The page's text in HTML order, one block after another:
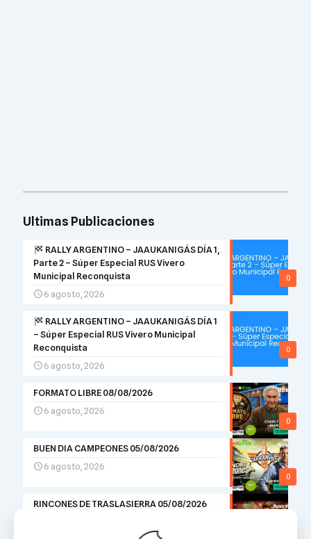
Ultimas Publicaciones
0
RALLY ARGENTINO – JAAUKANIGÁS DÍA 1,
Parte 2 – Súper Especial RUS Vivero
Municipal Reconquista
6 agosto, 2026
0
RALLY ARGENTINO – JAAUKANIGÁS DÍA 1
– Súper Especial RUS Vivero Municipal
Reconquista
6 agosto, 2026
0
FORMATO LIBRE 08/08/2026
6 agosto, 2026
0
BUEN DIA CAMPEONES 05/08/2026
6 agosto, 2026
RINCONES DE TRASLASIERRA 05/08/2026